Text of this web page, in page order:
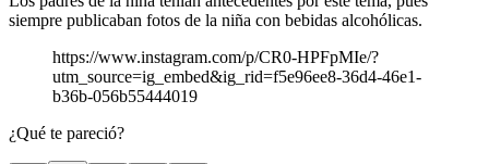
siempre publicaban fotos de la niña con bebidas alcohólicas.
https://www.instagram.com/p/CR0-HPFpMIe/?
utm_source=ig_embed&ig_rid=f5e96ee8-36d4-46e1-
b36b-056b55444019
¿Qué te pareció?